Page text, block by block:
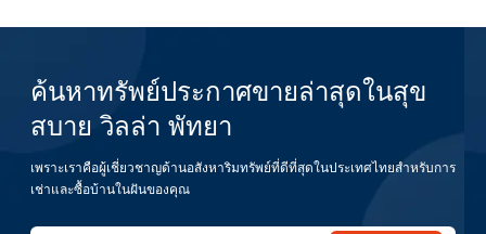
ค้นหาทรัพย์ประกาศขายล่าสุดในสุข
สบาย วิลล่า พัทยา
เพราะเราคือผู้เชี่ยวชาญด้านอสังหาริมทรัพย์ที่ดีที่สุดในประเทศไทยสำหรับการ
เช่าและซื้อบ้านในฝันของคุณ